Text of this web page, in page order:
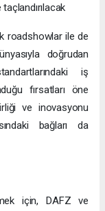
roadshowlar ile de
doğrudan
iş
fırsatları öne
ve inovasyonu
bağları da
için, DAFZ ve